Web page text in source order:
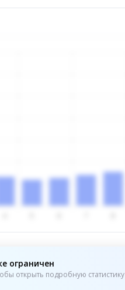
ограничен
открыть подробную статистику